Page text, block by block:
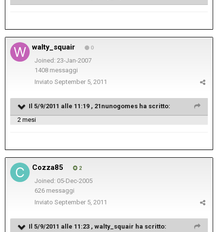
walty_squair 0
Joined: 23-Jan-2007
1408 messaggi
Inviato September 5, 2011
Il 5/9/2011 alle 11:19 , 21nunogomes ha scritto:
2 mesi
Cozza85 2
Joined: 05-Dec-2005
626 messaggi
Inviato September 5, 2011
Il 5/9/2011 alle 11:23 , walty_squair ha scritto: